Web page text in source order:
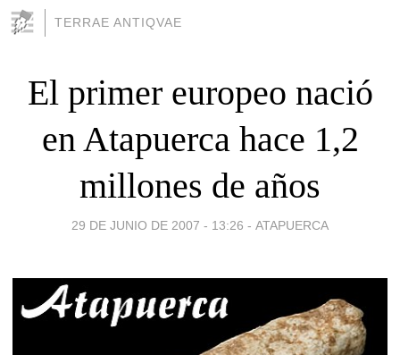
TERRAE ANTIQVAE
El primer europeo nació
en Atapuerca hace 1,2
millones de años
29 DE JUNIO DE 2007 - 13:26 - ATAPUERCA